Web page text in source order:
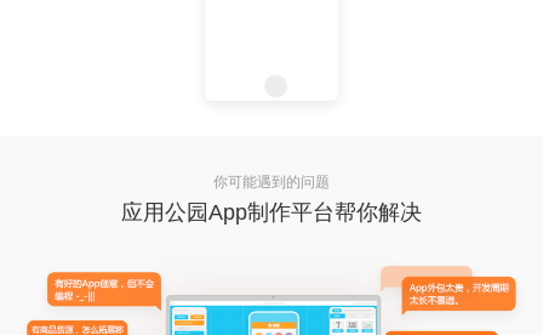
你可能遇到的问题
应用公园App制作平台帮你解决